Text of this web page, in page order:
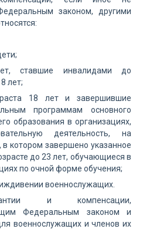
законом, другими
ставшие инвалидами до
лет;
18 лет и завершившие
программам основного
образования в организациях,
деятельность, на
котором завершено указанное
до 23 лет, обучающиеся в
по очной форме обучения;
военнослужащих.
и компенсации,
Федеральным законом и
военнослужащих и членов их